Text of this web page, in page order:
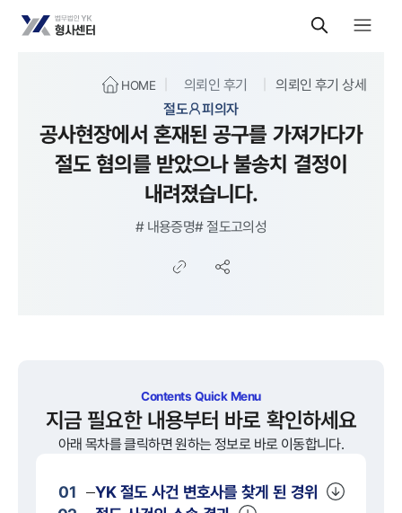
HOME 의뢰인 후기
의뢰인 후기 상세
절도
피의자
공사현장에서 혼재된 공구를 가져가다가
절도 혐의를 받았으나 불송치 결정이
내려졌습니다.
#내용증명#절도고의성
Contents Quick Menu
지금 필요한 내용부터 바로 확인하세요
아래 목차를 클릭하면 원하는 정보로 바로 이동합니다.
01 YK절도사건 변호사를 찾게 된 경위